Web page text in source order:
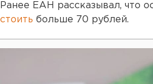
Ранее ЕАН рассказывал, что
стоить больше 70 рублей.